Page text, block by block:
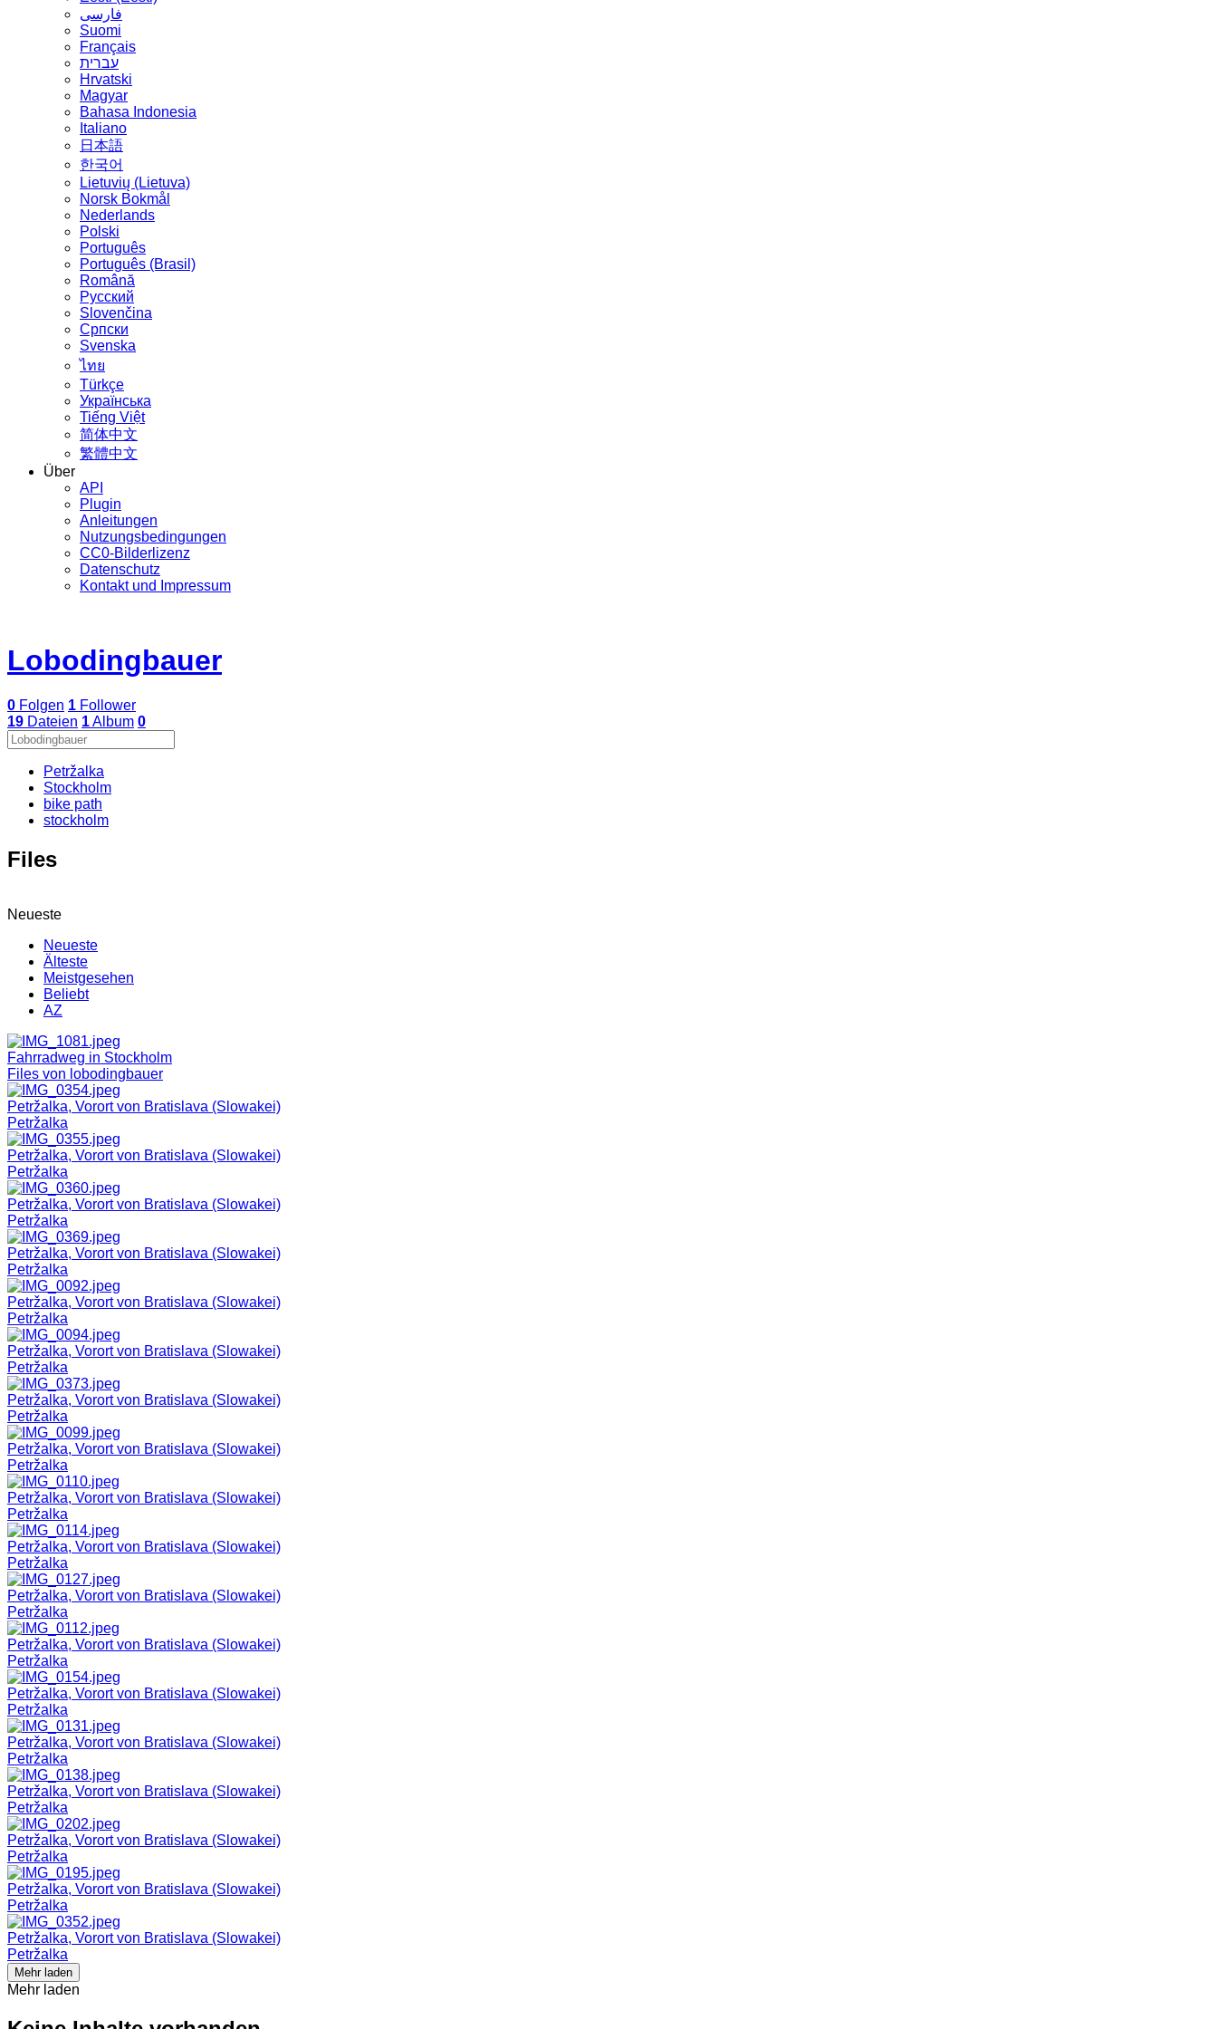
فارسی
Suomi
Français
עברית
Hrvatski
Magyar
Bahasa Indonesia
Italiano
日本語
한국어
Lietuvių (Lietuva)
‪Norsk Bokmål‬
Nederlands
Polski
Português
Português (Brasil)
Română
Русский
Slovenčina
Српски
Svenska
ไทย
Türkçe
Українська
Tiếng Việt
简体中文
繁體中文
Über
API
Plugin
Anleitungen
Nutzungsbedingungen
CC0-Bilderlizenz
Datenschutz
Kontakt und Impressum
Lobodingbauer
0 Folgen 1 Follower
19 Dateien 1Album 0
Petržalka
Stockholm
bike path
stockholm
Files
Neueste
Neueste
Älteste
Meistgesehen
Beliebt
AZ
Fahrradweg in Stockholm
Files von lobodingbauer
Petržalka, Vorort von Bratislava (Slowakei)
Petržalka
Petržalka, Vorort von Bratislava (Slowakei)
Petržalka
Petržalka, Vorort von Bratislava (Slowakei)
Petržalka
Petržalka, Vorort von Bratislava (Slowakei)
Petržalka
Petržalka, Vorort von Bratislava (Slowakei)
Petržalka
Petržalka, Vorort von Bratislava (Slowakei)
Petržalka
Petržalka, Vorort von Bratislava (Slowakei)
Petržalka
Petržalka, Vorort von Bratislava (Slowakei)
Petržalka
Petržalka, Vorort von Bratislava (Slowakei)
Petržalka
Petržalka, Vorort von Bratislava (Slowakei)
Petržalka
Petržalka, Vorort von Bratislava (Slowakei)
Petržalka
Petržalka, Vorort von Bratislava (Slowakei)
Petržalka
Petržalka, Vorort von Bratislava (Slowakei)
Petržalka
Petržalka, Vorort von Bratislava (Slowakei)
Petržalka
Petržalka, Vorort von Bratislava (Slowakei)
Petržalka
Petržalka, Vorort von Bratislava (Slowakei)
Petržalka
Petržalka, Vorort von Bratislava (Slowakei)
Petržalka
Petržalka, Vorort von Bratislava (Slowakei)
Petržalka
Mehr laden
Mehr laden